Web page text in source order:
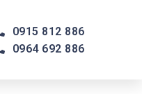
0915 812 886
0964 692 886